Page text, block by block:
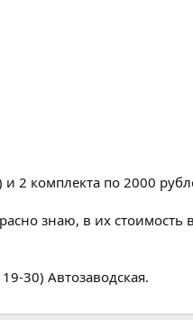
2 комплекта по 2000
знаю, в их
30) Автозаводская.